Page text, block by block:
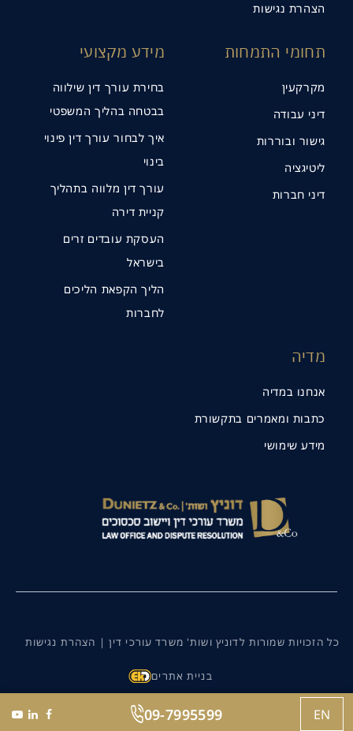
EN
09-7995599
הצהרת נגישות
תחומי התמחות
מקרקעין
דיני עבודה
גישור ובוררות
ליטיגציה
דיני חברות
מידע מקצועי
בחירת עורך דין שילווה
בבטחה בהליך המשפטי
איך לבחור עורך דין פינוי
בינוי
עורך דין מלווה בתהליך
קניית דירה
העסקת עובדים זרים
בישראל
הליך הקפאת הליכים
לחברות
מדיה
אנחנו במדיה
כתבות ומאמרים בתקשורת
מידע שימושי
כל הזכויות שמורות לדוניץ ושות' משרד עורכי דין | הצהרת נגישות
בניית אתרים